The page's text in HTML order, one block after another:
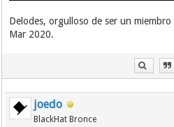
Delodes, orgulloso de ser un
Mar 2020.
joedo
BlackHat Bronce